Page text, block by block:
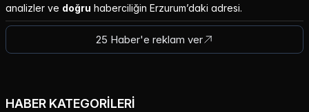
analizler ve doğru haberciliğin Erzurum’daki adresi.
25 Haber'e reklam ver
HABER KATEGORILERI